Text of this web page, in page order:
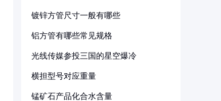
镀锌方管尺寸一般有哪些
铝方管有哪些常见规格
光线传媒参投三国的星空爆冷
横担型号对应重量
锰矿石产品化合水含量